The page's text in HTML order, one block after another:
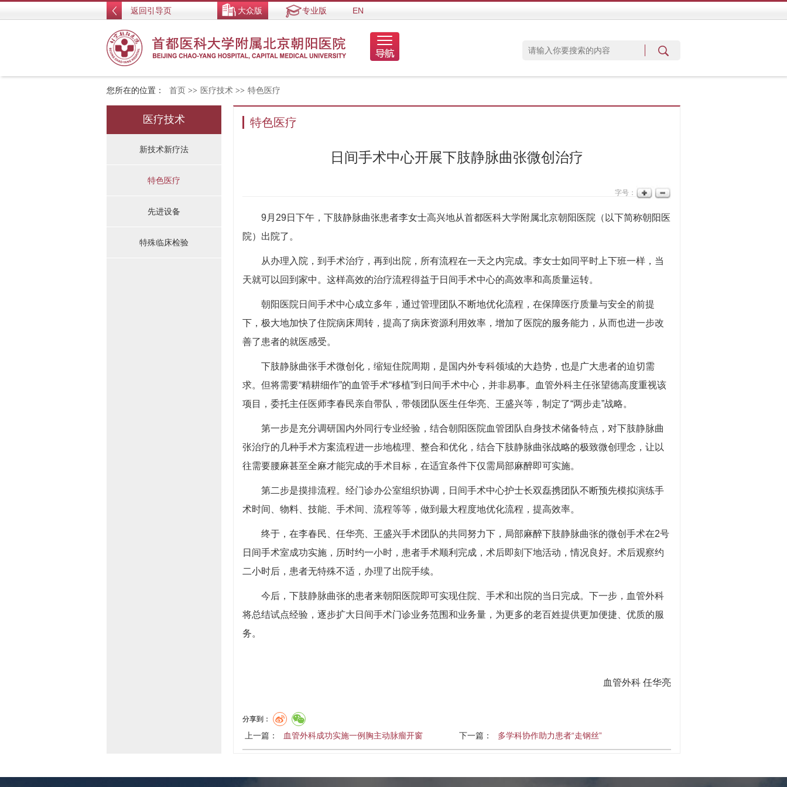
返回引导页 大众版 专业版 EN
您所在的位置： 首页 >> 医疗技术 >> 特色医疗
医疗技术
新技术新疗法
特色医疗
先进设备
特殊临床检验
特色医疗
日间手术中心开展下肢静脉曲张微创治疗
字号：
9月29日下午，下肢静脉曲张患者李女士高兴地从首都医科大学附属北京朝阳医院（以下简称朝阳医
院）出院了。
从办理入院，到手术治疗，再到出院，所有流程在一天之内完成。李女士如同平时上下班一样，当
天就可以回到家中。这样高效的治疗流程得益于日间手术中心的高效率和高质量运转。
朝阳医院日间手术中心成立多年，通过管理团队不断地优化流程，在保障医疗质量与安全的前提
下，极大地加快了住院病床周转，提高了病床资源利用效率，增加了医院的服务能力，从而也进一步改
善了患者的就医感受。
下肢静脉曲张手术微创化，缩短住院周期，是国内外专科领域的大趋势，也是广大患者的迫切需
求。但将需要“精耕细作”的血管手术“移植”到日间手术中心，并非易事。
血管外科主任张望德高度重视该
项目，委托主任医师李春民亲自带队，带领团队医生任华亮、王盛兴等，制定了“两步走”战略。
第一步是充分调研国内外同行专业经验，结合朝阳医院血管团队自身技术储备特点，对下肢静脉曲
张治疗的几种手术方案流程进一步地梳理、整合和优化，结合下肢静脉曲张战略的极致微创理念，让以
往需要腰麻甚至全麻才能完成的手术目标，在适宜条件下仅需局部麻醉即可实施。
第二步是摸排流程。经门诊办公室组织协调，日间手术中心护士长双磊携团队不断预先模拟演练手
术时间、物料、技能、手术间、流程等等，做到最大程度地优化流程，提高效率。
终于，在李春民、任华亮、王盛兴手术团队的共同努力下，局部麻醉下肢静脉曲张的微创手术在2号
日间手术室成功实施，历时约一小时，患者手术顺利完成，术后即刻下地活动，情况良好。术后观察约
二小时后，患者无特殊不适，办理了出院手续。
今后，下肢静脉曲张的患者来朝阳医院即可实现住院、手术和出院的当日完成。 下一步，血管外科
将总结试点经验，逐步扩大日间手术门诊业务范围和业务量，为更多的老百姓提供更加便捷、优质的服
务。
血管外科 任华亮
分享到：
上一篇： 血管外科成功实施一例胸主动脉瘤开窗 下一篇： 多学科协作助力患者“走钢丝”